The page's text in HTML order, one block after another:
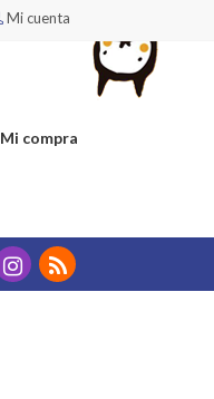
Mi cuenta
Mi compra